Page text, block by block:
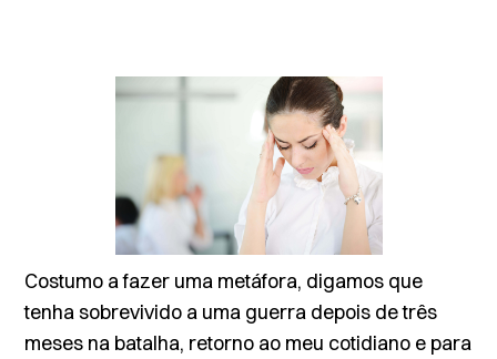
Costumo a fazer uma metáfora, digamos que
tenha sobrevivido a uma guerra depois de três
meses na batalha, retorno ao meu cotidiano e para